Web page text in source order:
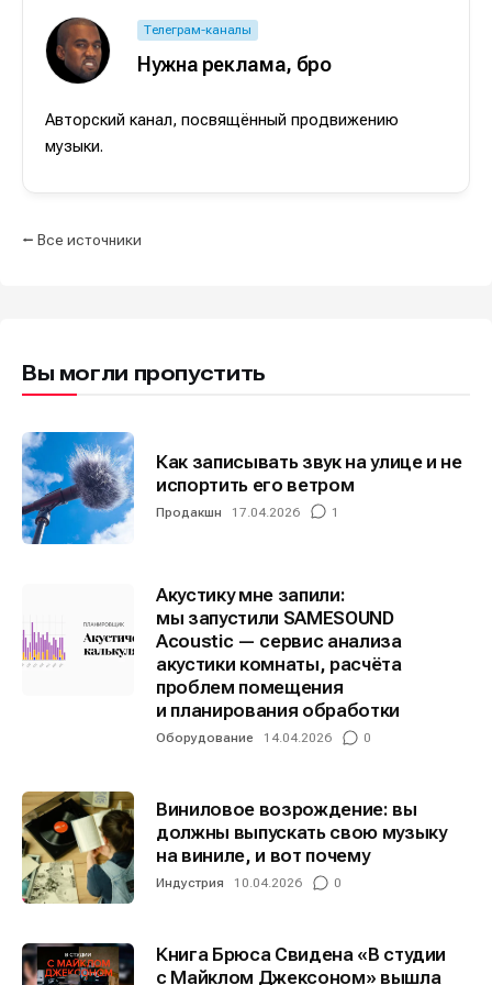
Информация
О проекте
Редакционная политика (в разработке)
Информация
О проекте
Редакционная политика (в разработке)
Телеграм-каналы
Нужна реклама, бро
Авторский канал, посвящённый продвижению
музыки.
⭠ Все источники
Вы могли пропустить
Как записывать звук на улице и не
испортить его ветром
Продакшн 17.04.2026 1
Акустику мне запили:
мы запустили SAMESOUND
Acoustic — сервис анализа
акустики комнаты, расчёта
проблем помещения
и планирования обработки
Оборудование 14.04.2026 0
Виниловое возрождение: вы
должны выпускать свою музыку
на виниле, и вот почему
Индустрия 10.04.2026 0
Книга Брюса Свидена «В студии
с Майклом Джексоном» вышла